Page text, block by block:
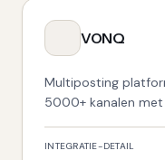
VONQ
Multiposting
5000+ kanalen
INTEGRATIE-DETAIL